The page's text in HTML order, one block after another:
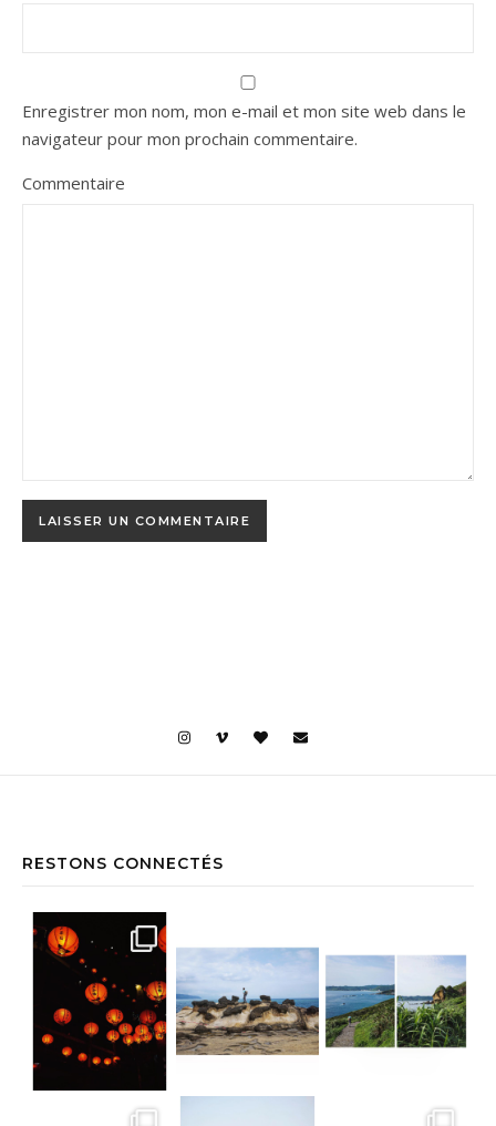
Enregistrer mon nom, mon e-mail et mon site web dans le
navigateur pour mon prochain commentaire.
Commentaire
RESTONS CONNECTÉS